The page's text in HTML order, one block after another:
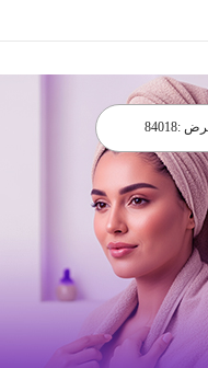
84018